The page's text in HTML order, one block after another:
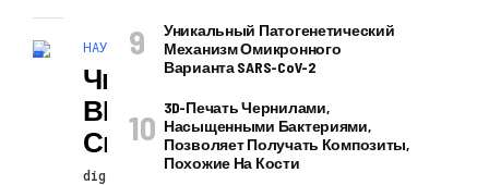
НАУКА И ТЕХНОЛОГИИ
Число Случаев
ВИЧ И Смертей
Снижается
digiversion
Уникальный Патогенетический
Механизм Омикронного
Варианта SARS-CoV-2
3D-Печать Чернилами,
Насыщенными Бактериями,
Позволяет Получать Композиты,
Похожие На Кости